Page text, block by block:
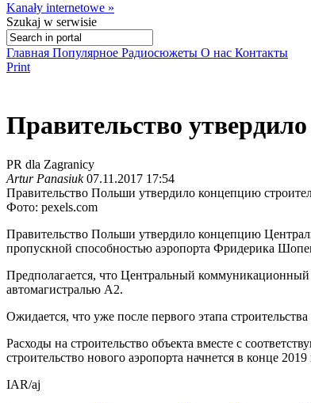
Kanały internetowe »
Szukaj w serwisie
Главная Популярное Радиосюжеты О нас Контакты
Print
Правительство
PR dla Zagranicy
Artur Panasiuk07.11.2017 17:54
Правительство Польши утвердило концепцию
Фото: pexels.com
Правительство Польши утвердило концепцию
пропускной способностью аэропорта Фридерика
Предполагается, что Центральный
автомагистралью А2.
Ожидается, что уже после первого этапа
Расходы на строительство объекта вместе с
строительство нового аэропорта начнется в конце
IAR/aj